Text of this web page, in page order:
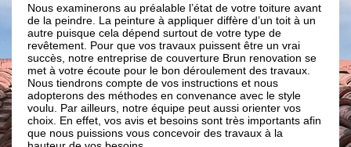
avant
toit à un
vrai
se
style
vos
afin
la
En engageant Brun renovation, vous aurez à faire avec un
vrai professionnel en travaux de peinture sur tuile. Notre
équipe dynamique et sérieuse réalise un travail bien
soigné. Avec nous vous bénéficierez de solution adaptée à
votre besoin, de conseil pour l’élaboration de votre projet,
de la rapidité de notre intervention, des ouvriers
professionnels et sérieux. Après les interventions de nos
artisans couvreurs dans la journée, ils nettoieront le
chantier pour qu’il reste toujours propre. Mis à part cela,
nous suggérons également des prestations de qualité au
meilleur prix à Urbanya.